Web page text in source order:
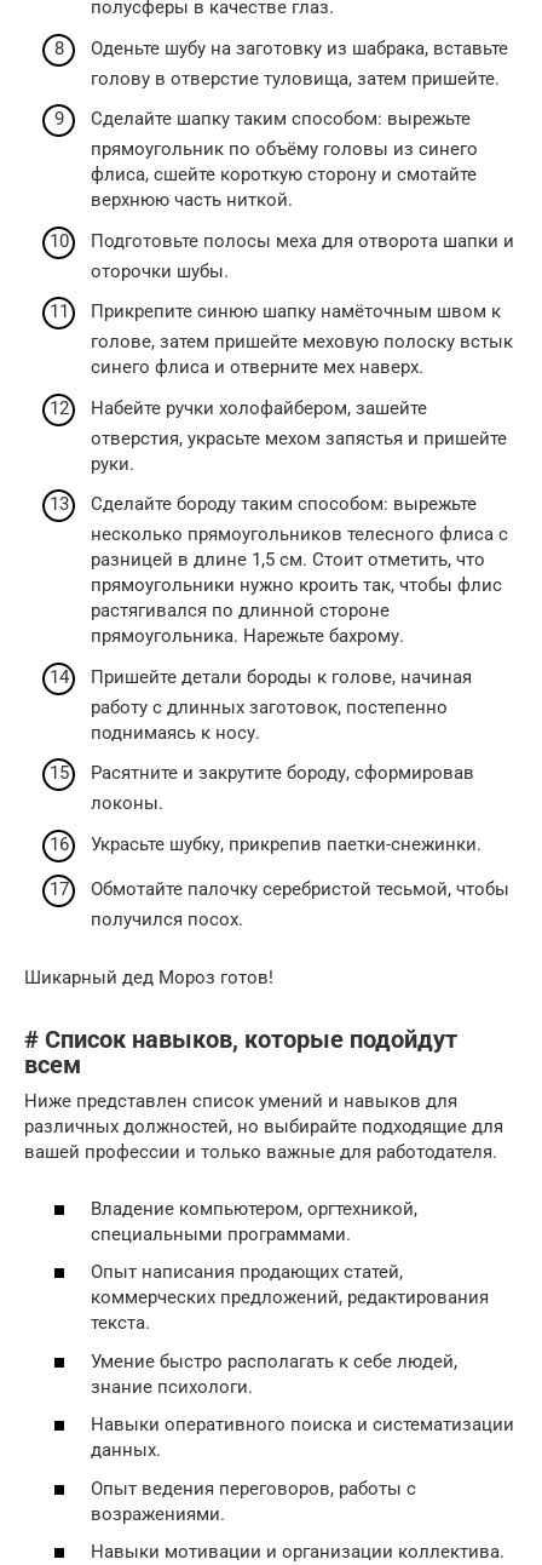
полусферы в качестве глаз.
Оденьте шубу на заготовку из шабрака, вставьте
голову в отверстие туловища, затем пришейте.
Сделайте шапку таким способом: вырежьте
прямоугольник по объёму головы из синего
флиса, сшейте короткую сторону и смотайте
верхнюю часть ниткой.
Подготовьте полосы меха для отворота шапки и
оторочки шубы.
Прикрепите синюю шапку намёточным швом к
голове, затем пришейте меховую полоску встык
синего флиса и отверните мех наверх.
Набейте ручки холофайбером, зашейте
отверстия, украсьте мехом запястья и пришейте
руки.
Сделайте бороду таким способом: вырежьте
несколько прямоугольников телесного флиса с
разницей в длине 1,5 см. Стоит отметить, что
прямоугольники нужно кроить так, чтобы флис
растягивался по длинной стороне
прямоугольника. Нарежьте бахрому.
Пришейте детали бороды к голове, начиная
работу с длинных заготовок, постепенно
поднимаясь к носу.
Расятните и закрутите бороду, сформировав
локоны.
Украсьте шубку, прикрепив паетки-снежинки.
Обмотайте палочку серебристой тесьмой, чтобы
получился посох.
Шикарный дед Мороз готов!
# Список навыков, которые подойдут
всем
Ниже представлен список умений и навыков для
различных должностей, но выбирайте подходящие для
вашей профессии и только важные для работодателя.
Владение компьютером, оргтехникой,
специальными программами.
Опыт написания продающих статей,
коммерческих предложений, редактирования
текста.
Умение быстро располагать к себе людей,
знание психологи.
Навыки оперативного поиска и систематизации
данных.
Опыт ведения переговоров, работы с
возражениями.
Навыки мотивации и организации коллектива.